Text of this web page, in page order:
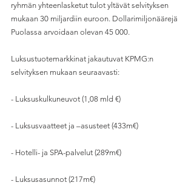
ryhmän yhteenlasketut tulot yltävät selvityksen
mukaan 30 miljardiin euroon. Dollarimiljonäärejä
Puolassa arvoidaan olevan 45 000.
Luksustuotemarkkinat jakautuvat KPMG:n
selvityksen mukaan seuraavasti:
- Luksuskulkuneuvot (1,08 mld €)
- Luksusvaatteet ja –asusteet (433m€)
- Hotelli- ja SPA-palvelut (289m€)
- Luksusasunnot (217m€)